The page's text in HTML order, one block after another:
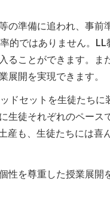
の準備に追われ、事前
的ではありません。LL
ることができます。ま
開を実現できます。
ドセットを生徒たちに
生徒それぞれのペース
産も、生徒たちには喜
性を尊重した授業展開